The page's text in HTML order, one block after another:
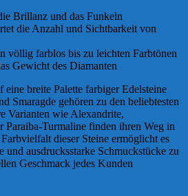
Brillanz und das Funkeln
die Anzahl und Sichtbarkeit von
völlig farblos bis zu leichten Farbtönen
Gewicht des Diamanten
breite Palette farbiger Edelsteine
Smaragde gehören zu den beliebtesten
Varianten wie Alexandrite,
Paraiba-Turmaline finden ihren Weg in
dieser Steine ermöglicht es
und ausdrucksstarke Schmuckstücke zu
Geschmack jedes Kunden